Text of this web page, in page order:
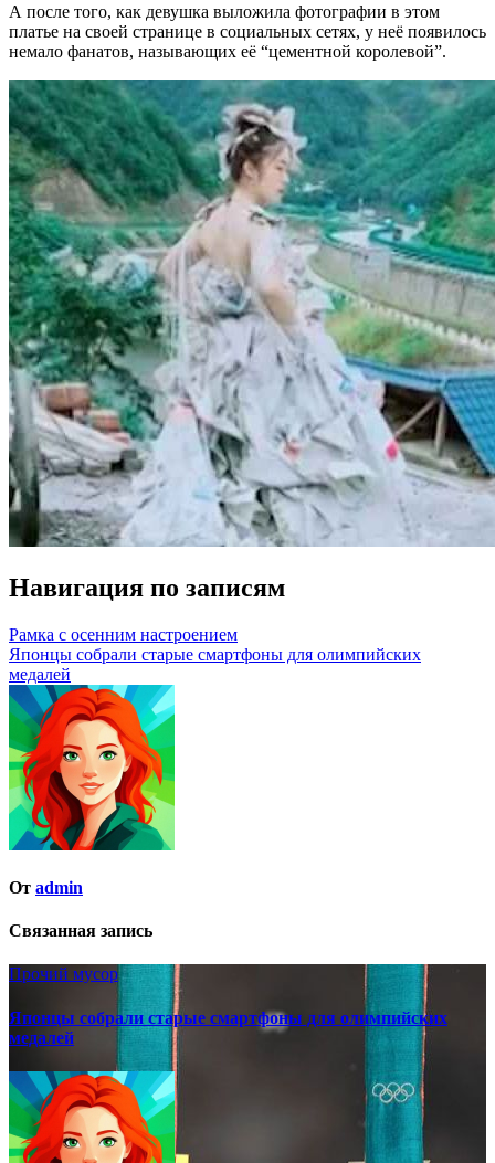
А после того, как девушка выложила фотографии в этом
платье на своей странице в социальных сетях, у неё появилось
немало фанатов, называющих её “цементной королевой”.
Навигация по записям
Рамка с осенним настроением
Японцы собрали старые смартфоны для олимпийских
медалей
От admin
Связанная запись
Прочий мусор
Японцы собрали старые смартфоны для олимпийских
медалей